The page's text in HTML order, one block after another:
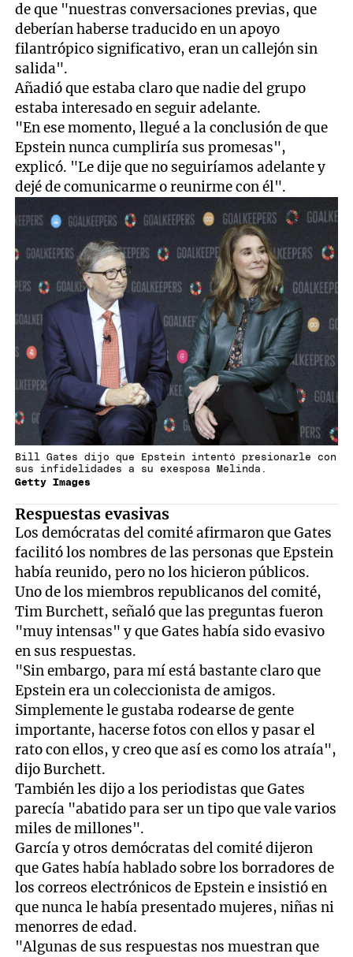
de que "nuestras conversaciones previas, que
deberían haberse traducido en un apoyo
filantrópico significativo, eran un callejón sin
salida".
Añadió que estaba claro que nadie del grupo
estaba interesado en seguir adelante.
"En ese momento, llegué a la conclusión de que
Epstein nunca cumpliría sus promesas",
explicó. "Le dije que no seguiríamos adelante y
dejé de comunicarme o reunirme con él".
Getty Images
Bill Gates dijo que Epstein intentó presionarle con
sus infidelidades a su exesposa Melinda.
Respuestas evasivas
Los demócratas del comité afirmaron que Gates
facilitó los nombres de las personas que Epstein
había reunido, pero no los hicieron públicos.
Uno de los miembros republicanos del comité,
Tim Burchett, señaló que las preguntas fueron
"muy intensas" y que Gates había sido evasivo
en sus respuestas.
"Sin embargo, para mí está bastante claro que
Epstein era un coleccionista de amigos.
Simplemente le gustaba rodearse de gente
importante, hacerse fotos con ellos y pasar el
rato con ellos, y creo que así es como los atraía",
dijo Burchett.
También les dijo a los periodistas que Gates
parecía "abatido para ser un tipo que vale varios
miles de millones".
García y otros demócratas del comité dijeron
que Gates había hablado sobre los borradores de
los correos electrónicos de Epstein e insistió en
que nunca le había presentado mujeres, niñas ni
menorres de edad.
"Algunas de sus respuestas nos muestran que